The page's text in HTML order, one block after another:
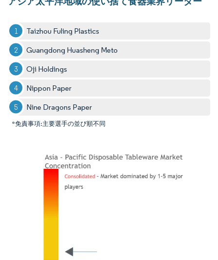
Taizhou Fuling Plastics
Guangdong Huasheng Meto
Oji Holdings
Nippon Paper
Nine Dragons Paper
*免責事項:主要選手の並び順不同